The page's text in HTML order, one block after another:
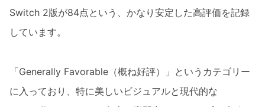
Switch 2版が84点という、かなり安定した高評価を記録
しています。
「Generally Favorable（概ね好評）」というカテゴリー
に入っており、特に美しいビジュアルと現代的な